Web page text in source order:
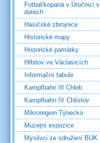
Fotbal/kopaná v Úročnici v
datech
Hasičské zbrojnice
Historické mapy
Historické památky
Hřbitov ve Václavicích
Informační tabule
Kampfbahn III Chleb
Kampfbahn IV Chlistov
Mikroregion Týnecko
Muzejní expozice
Myslivci ze sdružení BUK